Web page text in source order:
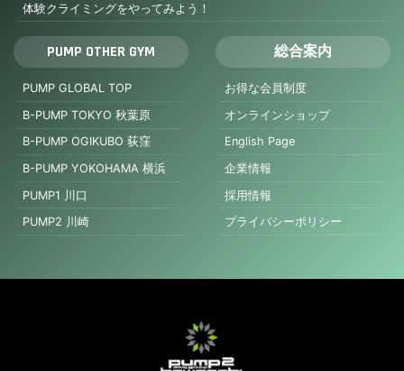
体験クライミングをやってみよう！
PUMP OTHER GYM
PUMP GLOBAL TOP
B-PUMP TOKYO 秋葉原
B-PUMP OGIKUBO 荻窪
B-PUMP YOKOHAMA 横浜
PUMP1 川口
PUMP2 川崎
総合案内
お得な会員制度
オンラインショップ
English Page
企業情報
採用情報
プライバシーポリシー